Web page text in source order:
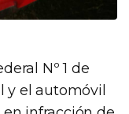
Nº 1 de
y el automóvil